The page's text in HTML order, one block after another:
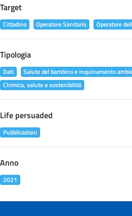
Target
Cittadino Operatore Sanitario Operatore
Tipologia
Dati
Salute del bambino e inquinamento
Chimica, salute e sostenibilità
Life persuaded
Pubblicazioni
Anno
2021